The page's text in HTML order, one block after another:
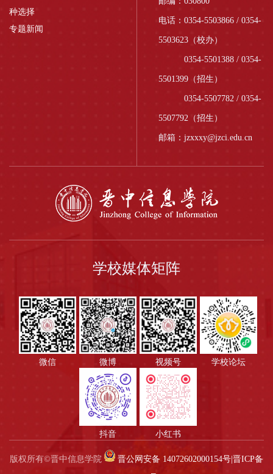
种选择
专题新闻
电话：0354-5503866 / 0354-
5503623（校办）
0354-5501388 / 0354-
5501399（招生）
0354-5507782 / 0354-
5507792（招生）
邮箱：jzxxxy@jzci.edu.cn
学校媒体矩阵
微信 微博 视频号 学校论坛
抖音 小红书
版权所有©晋中信息学院 晋公网安备 14072602000154号|晋ICP备